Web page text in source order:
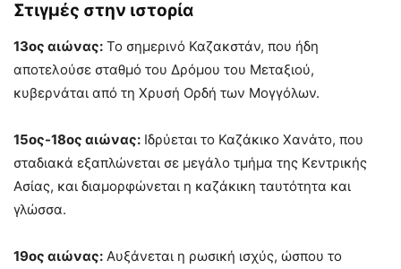
Στιγμές στην ιστορία
13ος αιώνας: Το σημερινό Καζακστάν, που ήδη
αποτελούσε σταθμό του Δρόμου του Μεταξιού,
κυβερνάται από τη Χρυσή Ορδή των Μογγόλων.
15ος-18ος αιώνας: Ιδρύεται το Καζάκικο Χανάτο, που
σταδιακά εξαπλώνεται σε μεγάλο τμήμα της Κεντρικής
Ασίας, και διαμορφώνεται η καζάκικη ταυτότητα και
γλώσσα.
19ος αιώνας: Αυξάνεται η ρωσική ισχύς, ώσπου το